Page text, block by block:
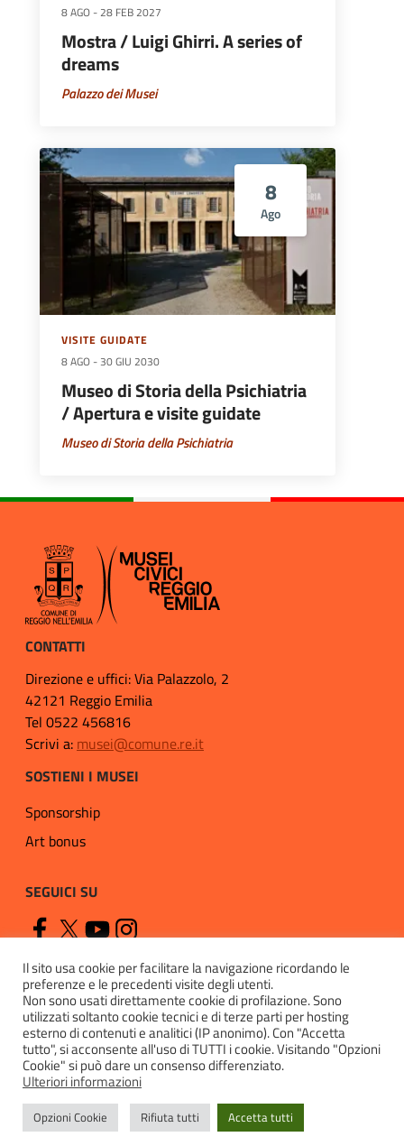
8 AGO -28 FEB 2027
Mostra / Luigi Ghirri. A series of
dreams
Palazzo dei Musei
8
Ago
VISITE GUIDATE
8 AGO -30 GIU 2030
Museo di Storia della Psichiatria
/ Apertura e visite guidate
Museo di Storia della Psichiatria
CONTATTI
Direzione e uffici: Via Palazzolo, 2
42121 Reggio Emilia
Tel 0522 456816
Scrivi a: musei@comune.re.it
SOSTIENI I MUSEI
Sponsorship
Art bonus
SEGUICI SU
Privacy
Cookie policy
Contatti
Il sito usa cookie per facilitare la navigazione ricordando le
preferenze e le precedenti visite degli utenti.
Non sono usati direttamente cookie di profilazione. Sono
utilizzati soltanto cookie tecnici e di terze parti per hosting
esterno di contenuti e analitici (IP anonimo). Con "Accetta
tutto", si acconsente all'uso di TUTTI i cookie. Visitando "Opzioni
Cookie" si può dare un consenso differenziato.
Ulteriori informazioni
Opzioni Cookie Rifiuta tutti Accetta tutti